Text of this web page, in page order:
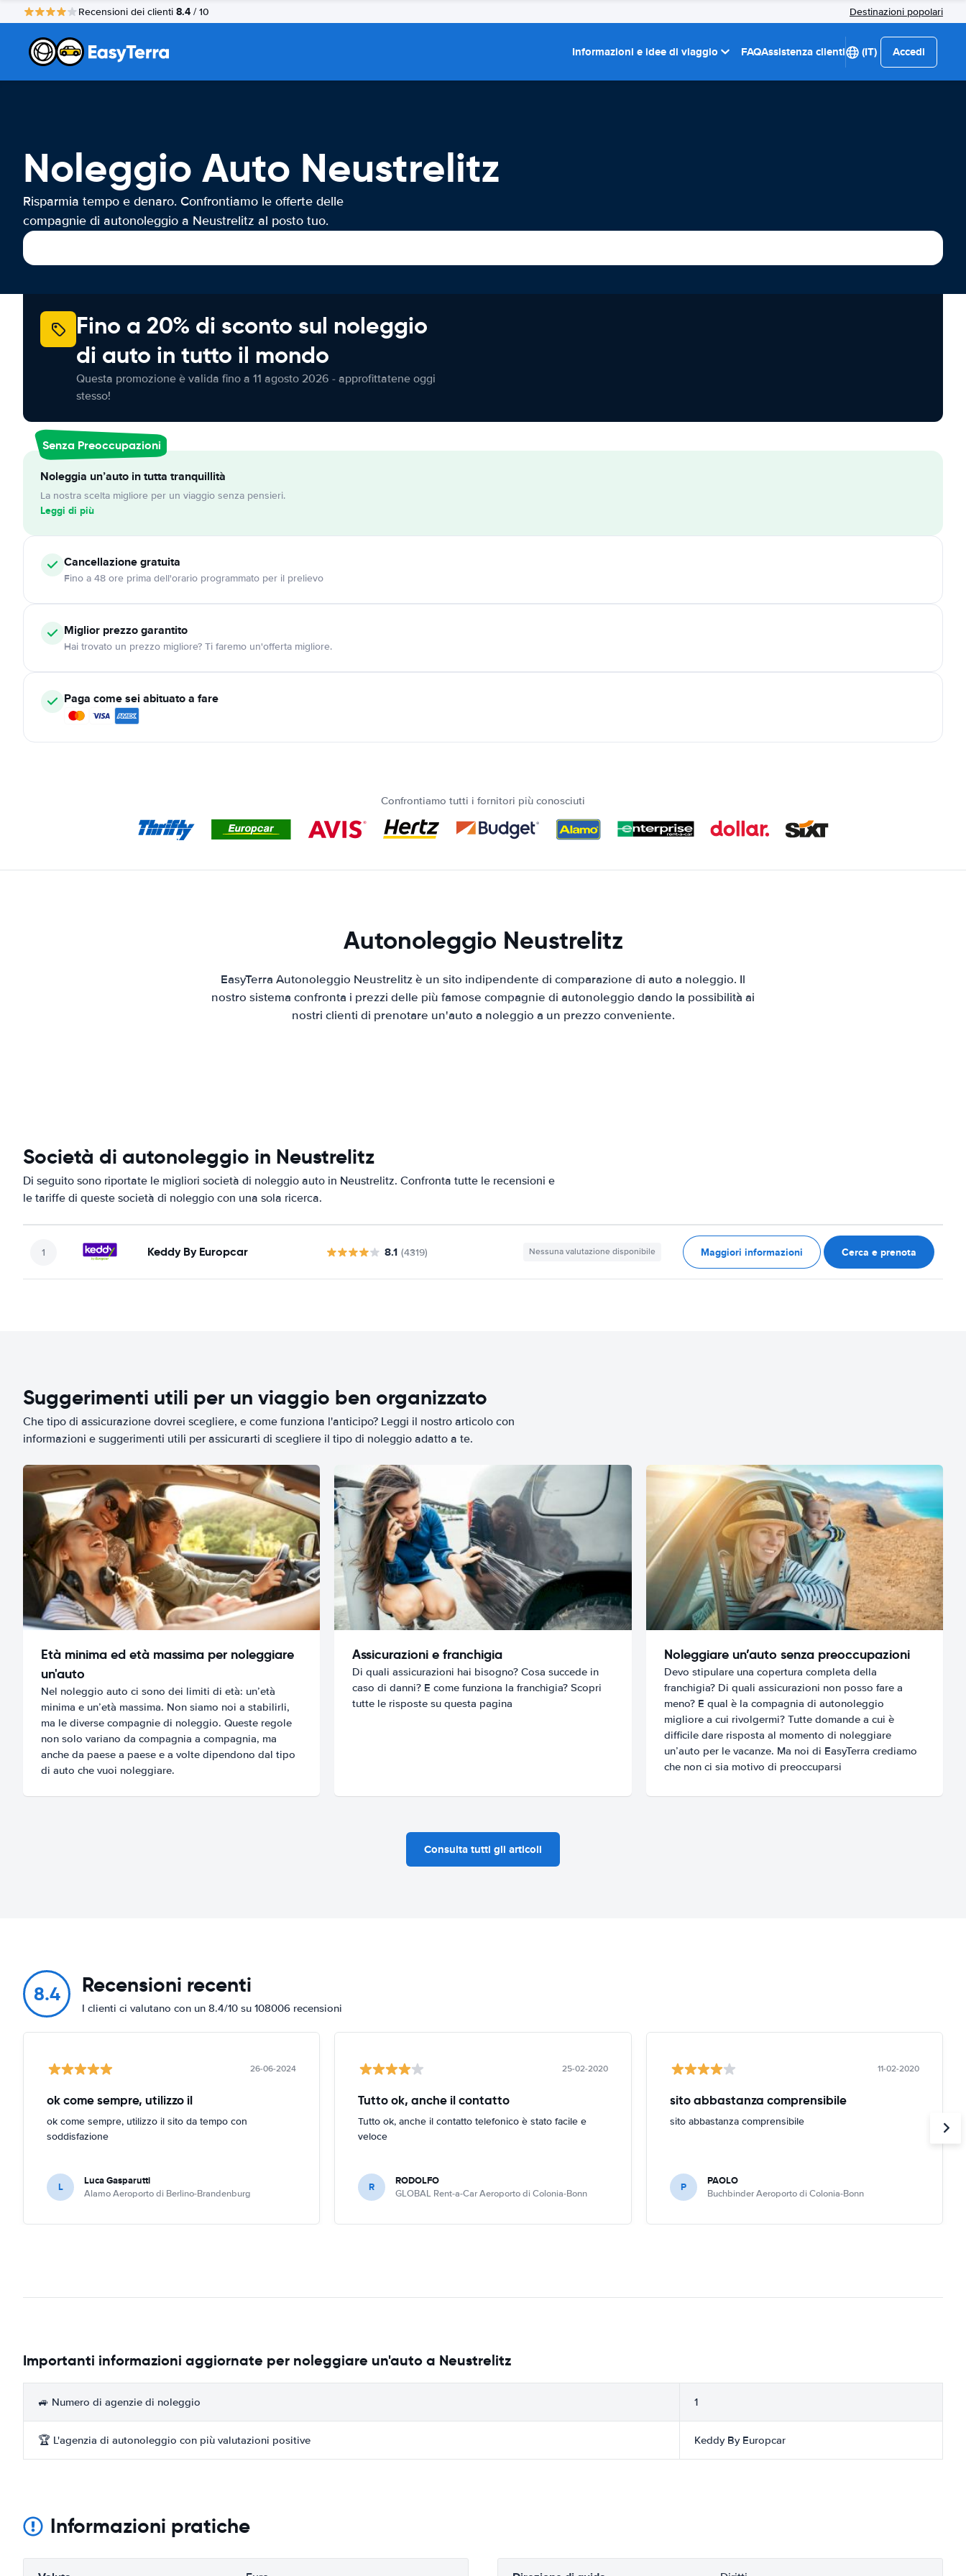
Recensioni dei clienti 8.4 / 10 Destinazioni popolari
Informazioni e idee di viaggio FAQAssistenza clienti (IT) Accedi
Noleggio Auto Neustrelitz
Risparmia tempo e denaro. Confrontiamo le offerte delle
compagnie di autonoleggio a Neustrelitz al posto tuo.
Fino a 20% di sconto sul noleggio
di auto in tutto il mondo
Questa promozione è valida fino a 11 agosto 2026 - approfittatene oggi
stesso!
Senza Preoccupazioni
Noleggia un’auto in tutta tranquillità
La nostra scelta migliore per un viaggio senza pensieri.
Leggi di più
Cancellazionegratuita
Fino a 48 ore prima dell'orario programmato per il prelievo
Miglior prezzo garantito
Hai trovato un prezzo migliore? Ti faremo un'offerta migliore.
Paga come sei abituato a fare
Confrontiamo tutti i fornitori più conosciuti
Autonoleggio Neustrelitz
EasyTerra Autonoleggio Neustrelitz è un sito indipendente di comparazione di auto a noleggio. Il
nostro sistema confronta i prezzi delle più famose compagnie di autonoleggio dando la possibilità ai
nostri clienti di prenotare un'auto a noleggio a un prezzo conveniente.
Società di autonoleggio in Neustrelitz
Di seguito sono riportate le migliori società di noleggio auto in Neustrelitz. Confronta tutte le recensioni e
le tariffe di queste società di noleggio con una sola ricerca.
Keddy By Europcar 8.1 (4319) Nessuna valutazione disponibile Maggiori informazioni Cerca e prenota
Suggerimenti utili per un viaggio ben organizzato
Che tipo di assicurazione dovrei scegliere, e come funziona l'anticipo? Leggi il nostro articolo con
informazioni e suggerimenti utili per assicurarti di scegliere il tipo di noleggio adatto a te.
Età minima ed età massima per noleggiare
un'auto
Nel noleggio auto ci sono dei limiti di età: un’età
minima e un’età massima. Non siamo noi a stabilirli,
ma le diverse compagnie di noleggio. Queste regole
non solo variano da compagnia a compagnia, ma
anche da paese a paese e a volte dipendono dal tipo
di auto che vuoi noleggiare.
Assicurazioni e franchigia
Di quali assicurazioni hai bisogno? Cosa succede in
caso di danni? E come funziona la franchigia? Scopri
tutte le risposte su questa pagina
Noleggiare un’auto senza preoccupazioni
Devo stipulare una copertura completa della
franchigia? Di quali assicurazioni non posso fare a
meno? E qual è la compagnia di autonoleggio
migliore a cui rivolgermi? Tutte domande a cui è
difficile dare risposta al momento di noleggiare
un’auto per le vacanze. Ma noi di EasyTerra crediamo
che non ci sia motivo di preoccuparsi
Consulta tutti gli articoli
8.4 Recensioni recenti
I clienti ci valutano con un 8.4/10 su 108006 recensioni
26-06-2024
ok come sempre, utilizzo il
ok come sempre, utilizzo il sito da tempo con
soddisfazione
L Luca Gasparutti
Alamo Aeroporto di Berlino-Brandenburg
25-02-2020
Tutto ok, anche il contatto
Tutto ok, anche il contatto telefonico è stato facile e
veloce
R RODOLFO
GLOBAL Rent-a-Car Aeroporto di Colonia-Bonn
11-02-2020
sito abbastanza comprensibile
sito abbastanza comprensibile
P PAOLO
Buchbinder Aeroporto di Colonia-Bonn
Importanti informazioni aggiornate per noleggiare un'auto a Neustrelitz
🚙 Numero di agenzie di noleggio 1
🏆 L'agenzia di autonoleggio con più valutazioni positive Keddy By Europcar
Informazioni pratiche